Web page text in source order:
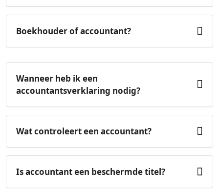
Boekhouder of accountant?
Wanneer heb ik een
accountantsverklaring nodig?
Wat controleert een accountant?
Is accountant een beschermde titel?